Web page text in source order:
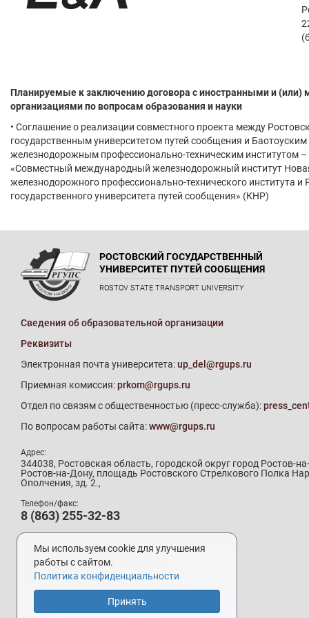
Планируемые к заключению договора с иностранными и
организациями по вопросам образования и науки
• Соглашение о реализации совместного проекта между
государственным университетом путей сообщения и Баотоуским
железнодорожным профессионально-техническим институтом –
«Совместный международный железнодорожный институт
железнодорожного профессионально-технического института и
государственного университета путей сообщения» (КНР)
РОСТОВСКИЙ ГОСУДАРСТВЕННЫЙ
УНИВЕРСИТЕТ ПУТЕЙ СООБЩЕНИЯ
ROSTOV STATE TRANSPORT UNIVERSITY
Сведения об образовательной организации
Реквизиты
Электронная почта университета:up_del@rgups.ru
Приемная комиссия:prkom@rgups.ru
Отдел по связям с общественностью (пресс-служба):
По вопросам работы сайта:www@rgups.ru
Адрес:
344038, Ростовская область, городской округ город Ростов-
Ростов-на-Дону, площадь Ростовского Стрелкового Полка
Ополчения, зд. 2.,
Телефон/факс:
8 (863) 255-32-83
Телефон приемной комиссии:
8 (800) 707-19-29
8 (863) 272-64-88
Мы используем cookie для улучшения
работы с сайтом.
Политика конфиденциальности
Принять